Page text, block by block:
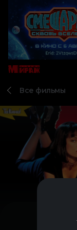
Все фильмы